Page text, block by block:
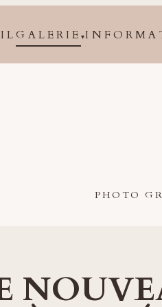
GALERIE▾
PHOTO